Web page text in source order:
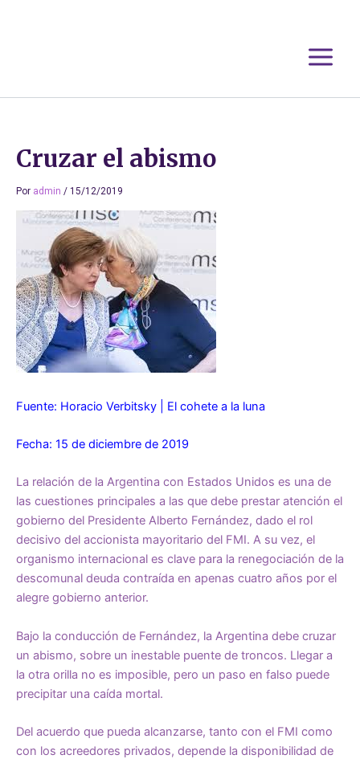
Cruzar el abismo
Por admin / 15/12/2019
Fuente: Horacio Verbitsky | El cohete a la luna
Fecha: 15 de diciembre de 2019
La relación de la Argentina con Estados Unidos es una de
las cuestiones principales a las que debe prestar atención el
gobierno del Presidente Alberto Fernández, dado el rol
decisivo del accionista mayoritario del FMI. A su vez, el
organismo internacional es clave para la renegociación de la
descomunal deuda contraída en apenas cuatro años por el
alegre gobierno anterior.
Bajo la conducción de Fernández, la Argentina debe cruzar
un abismo, sobre un inestable puente de troncos. Llegar a
la otra orilla no es imposible, pero un paso en falso puede
precipitar una caída mortal.
Del acuerdo que pueda alcanzarse, tanto con el FMI como
con los acreedores privados, depende la disponibilidad de